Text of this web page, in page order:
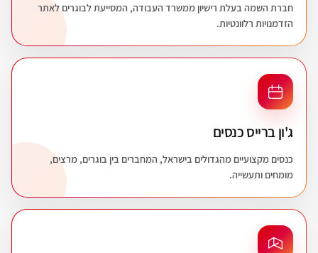
חברת השמה בעלת רישיון ממשרד העבודה, המסייעת לבוגרים לאתר
הזדמנויות רלוונטיות.
ג'ון ברייס כנסים
כנסים מקצועיים מהגדולים בישראל, המחברים בין בוגרים, מרצים,
מומחים ותעשייה.